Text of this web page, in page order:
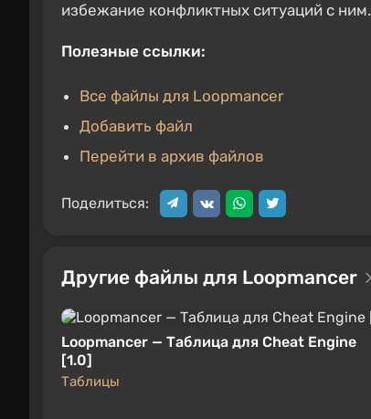
избежание конфликтных ситуаций с ним.
Полезные ссылки:
Все файлы для Loopmancer
Добавить файл
Перейти в архив файлов
Поделиться:
Другие файлы для Loopmancer
Loopmancer — Таблица для Cheat Engine
[1.0]
Таблицы